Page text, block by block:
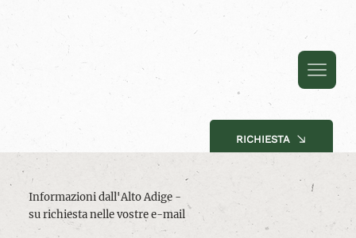
RICHIESTA
Informazioni dall'Alto Adige -
su richiesta nelle vostre e-mail